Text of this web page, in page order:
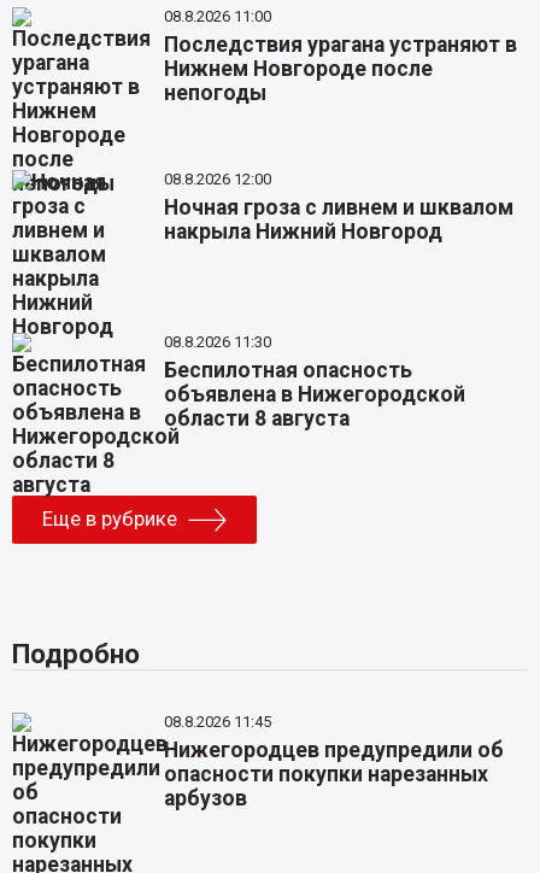
08.8.2026 11:00
Последствия урагана устраняют в
Нижнем Новгороде после
непогоды
08.8.2026 12:00
Ночная гроза с ливнем и шквалом
накрыла Нижний Новгород
08.8.2026 11:30
Беспилотная опасность
объявлена в Нижегородской
области 8 августа
Еще в рубрике
Подробно
08.8.2026 11:45
Нижегородцев предупредили об
опасности покупки нарезанных
арбузов